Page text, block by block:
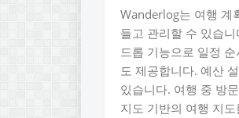
Wanderlog는 여행 계
들고 관리할 수 있습
드롭 기능으로 일정
도 제공합니다. 예산
있습니다. 여행 중 방
지도 기반의 여행 지